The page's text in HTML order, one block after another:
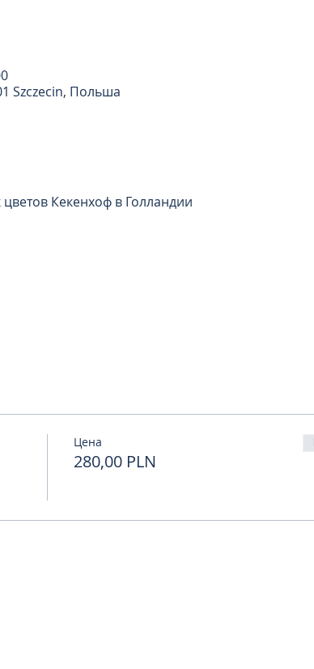
Szczecin, Польша
Кекенхоф в Голландии
Цена
280,00 PLN